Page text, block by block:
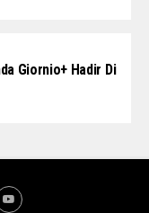
Giornio+ Hadir Di